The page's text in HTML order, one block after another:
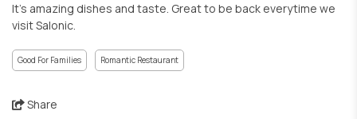
It’s amazing dishes and taste. Great to be back everytime we
visit Salonic.
Good For Families Romantic Restaurant
Share